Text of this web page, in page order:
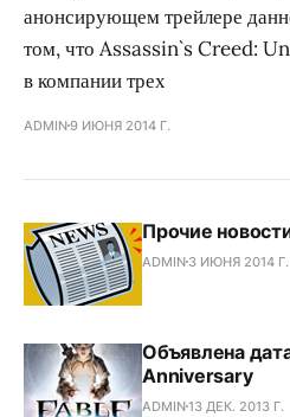
анонсирующем трейлере
том, что Assassin`s Creed:
в компании трех
ADMIN9 ИЮНЯ 2014 Г.
Прочие
ADMIN 3 ИЮНЯ 2014 Г.
Объявлена
Anniversary
ADMIN13 ДЕК. 2013 Г.